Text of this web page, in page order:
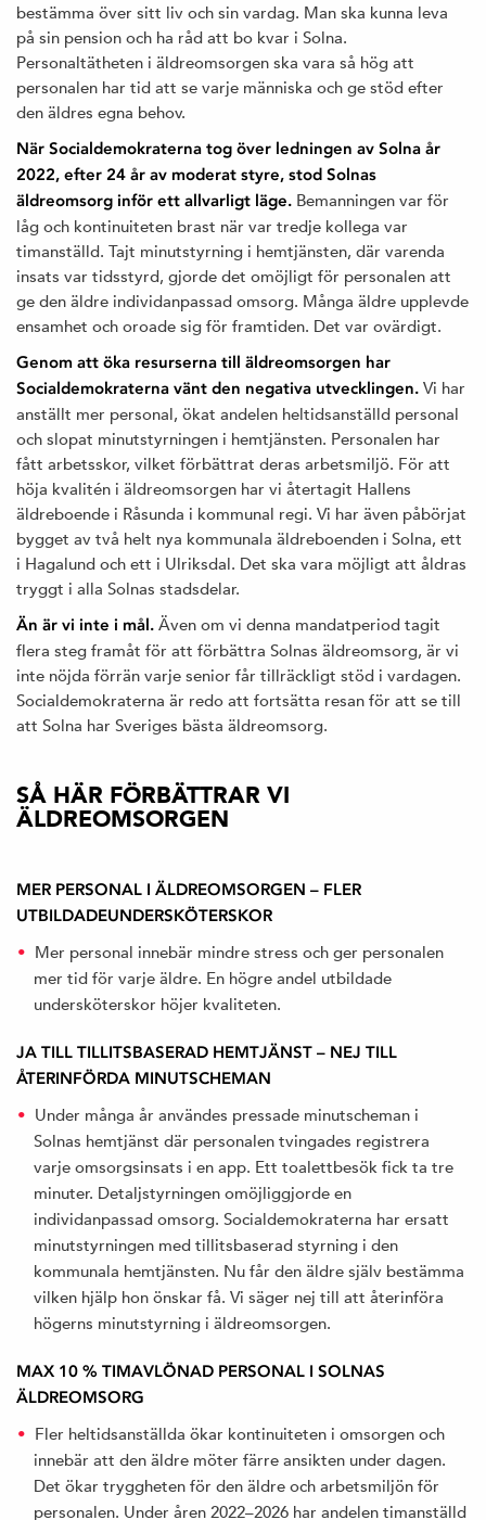
bestämma över sitt liv och sin vardag. Man ska kunna leva
på sin pension och ha råd att bo kvar i Solna.
Personaltätheten i äldreomsorgen ska vara så hög att
personalen har tid att se varje människa och ge stöd efter
den äldres egna behov.
När Socialdemokraterna tog över ledningen av Solna år
2022, efter 24 år av moderat styre, stod Solnas
äldreomsorg inför ett allvarligt läge. Bemanningen var för
låg och kontinuiteten brast när var tredje kollega var
timanställd. Tajt minutstyrning i hemtjänsten, där varenda
insats var tidsstyrd, gjorde det omöjligt för personalen att
ge den äldre individanpassad omsorg. Många äldre upplevde
ensamhet och oroade sig för framtiden. Det var ovärdigt.
Genom att öka resurserna till äldreomsorgen har
Socialdemokraterna vänt den negativa utvecklingen. Vi har
anställt mer personal, ökat andelen heltidsanställd personal
och slopat minutstyrningen i hemtjänsten. Personalen har
fått arbetsskor, vilket förbättrat deras arbetsmiljö. För att
höja kvalitén i äldreomsorgen har vi återtagit Hallens
äldreboende i Råsunda i kommunal regi. Vi har även påbörjat
bygget av två helt nya kommunala äldreboenden i Solna, ett
i Hagalund och ett i Ulriksdal. Det ska vara möjligt att åldras
tryggt i alla Solnas stadsdelar.
Än är vi inte i mål. Även om vi denna mandatperiod tagit
flera steg framåt för att förbättra Solnas äldreomsorg, är vi
inte nöjda förrän varje senior får tillräckligt stöd i vardagen.
Socialdemokraterna är redo att fortsätta resan för att se till
att Solna har Sveriges bästa äldreomsorg.
SÅ HÄR FÖRBÄTTRAR VI
ÄLDREOMSORGEN
MER PERSONAL I ÄLDREOMSORGEN – FLER
UTBILDADEUNDERSKÖTERSKOR
Mer personal innebär mindre stress och ger personalen
mer tid för varje äldre. En högre andel utbildade
undersköterskor höjer kvaliteten.
JA TILL TILLITSBASERAD HEMTJÄNST – NEJ TILL
ÅTERINFÖRDA MINUTSCHEMAN
Under många år användes pressade minutscheman i
Solnas hemtjänst där personalen tvingades registrera
varje omsorgsinsats i en app. Ett toalettbesök fick ta tre
minuter. Detaljstyrningen omöjliggjorde en
individanpassad omsorg. Socialdemokraterna har ersatt
minutstyrningen med tillitsbaserad styrning i den
kommunala hemtjänsten. Nu får den äldre själv bestämma
vilken hjälp hon önskar få. Vi säger nej till att återinföra
högerns minutstyrning i äldreomsorgen.
MAX 10 % TIMAVLÖNAD PERSONAL I SOLNAS
ÄLDREOMSORG
Fler heltidsanställda ökar kontinuiteten i omsorgen och
innebär att den äldre möter färre ansikten under dagen.
Det ökar tryggheten för den äldre och arbetsmiljön för
personalen. Under åren 2022–2026 har andelen timanställd